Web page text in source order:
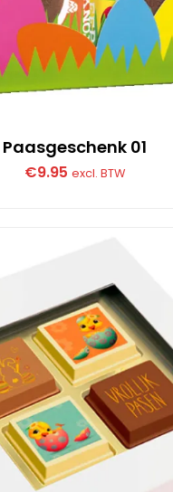
Paasgeschenk 01
€9.95 excl. BTW